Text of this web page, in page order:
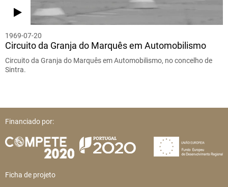
1969-07-20
Circuito da Granja do Marquês em Automobilismo
Circuito da Granja do Marquês em Automobilismo, no concelho de
Sintra.
Financiado por:
Ficha de projeto